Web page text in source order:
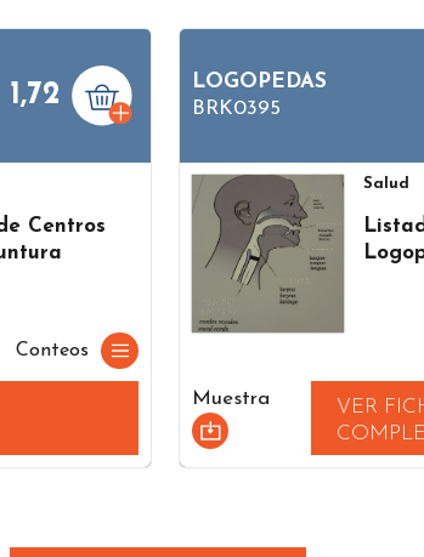
1,72
Centros
Conteos
LOGOPEDAS
BRK0395
Salud
Muestra
VER